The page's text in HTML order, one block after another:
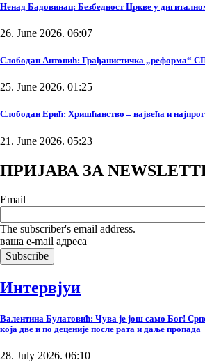
Ненад Бадовинац: Безбедност Цркве у
26. June 2026. 06:07
Слободан Антонић: Грађанистичка „реформа“
25. June 2026. 01:25
Слободан Ерић: Хришћанство – највећа и
21. June 2026. 05:23
ПРИЈАВА ЗА
Email
The subscriber's email address.
ваша е-mail адреса
Интервјуи
Валентина Булатовић: Чува је још само Бог!
која две и по деценије после рата и даље пропада
28. July 2026. 06:10